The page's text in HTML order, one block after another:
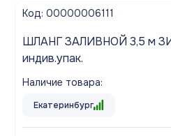
Код: 00000006111
ШЛАНГ ЗАЛИВНОЙ 3,5 м ЗИП-ФЛЕКС в
индив.упак.
Наличие товара:
Екатеринбург